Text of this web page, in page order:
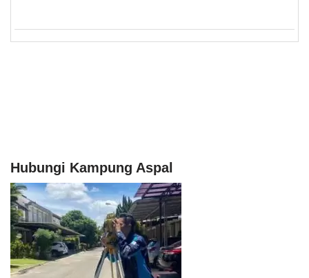
Hubungi Kampung Aspal